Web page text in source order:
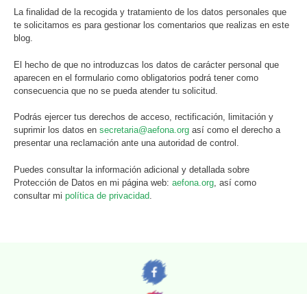
La finalidad de la recogida y tratamiento de los datos personales que
te solicitamos es para gestionar los comentarios que realizas en este
blog.
El hecho de que no introduzcas los datos de carácter personal que
aparecen en el formulario como obligatorios podrá tener como
consecuencia que no se pueda atender tu solicitud.
Podrás ejercer tus derechos de acceso, rectificación, limitación y
suprimir los datos en secretaria@aefona.org así como el derecho a
presentar una reclamación ante una autoridad de control.
Puedes consultar la información adicional y detallada sobre
Protección de Datos en mi página web: aefona.org , así como
consultar mi política de privacidad